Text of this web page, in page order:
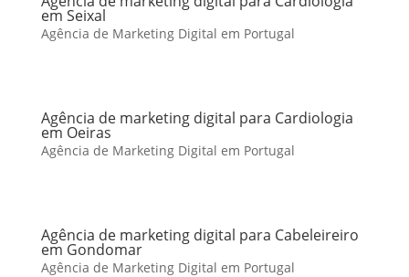
em Seixal
Agência de Marketing Digital em Portugal
Agência de marketing digital para Cardiologia
em Oeiras
Agência de Marketing Digital em Portugal
Agência de marketing digital para Cabeleireiro
em Gondomar
Agência de Marketing Digital em Portugal